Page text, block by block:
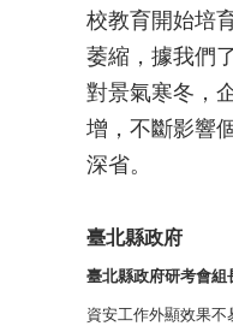
校教育開始培
萎縮，據我們
對景氣寒冬，
增，不斷影響
深省。
臺北縣政府
臺北縣政府研考會組
資安工作外顯效果